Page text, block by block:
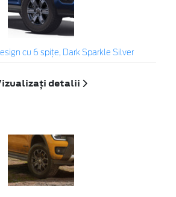
cu 6 spiţe, Dark Sparkle Silver
detalii